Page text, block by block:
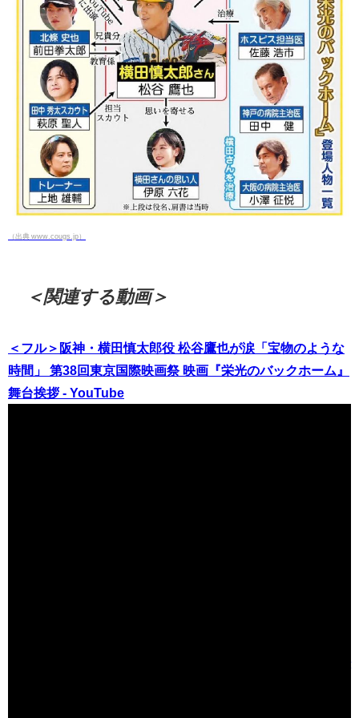
（出典 www.cougs.jp）
＜関連する動画＞
＜フル＞阪神・横田慎太郎役 松谷鷹也が涙「宝物のような
時間」 第38回東京国際映画祭 映画『栄光のバックホーム』
舞台挨拶 - YouTube